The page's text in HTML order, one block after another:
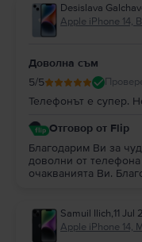
Desislava
Apple iPhone 14,
Доволна съм
5/5
Телефонът е супер.
Отговор от Flip
Благодарим Ви за
доволни от
очакванията Ви.
Samuil Ilich,11 Jul
Apple iPhone 14,